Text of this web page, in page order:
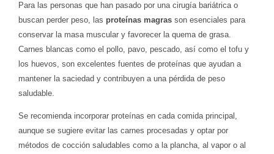
Para las personas que han pasado por una cirugía bariátrica o
buscan perder peso, las proteínas magras son esenciales para
conservar la masa muscular y favorecer la quema de grasa.
Carnes blancas como el pollo, pavo, pescado, así como el tofu y
los huevos, son excelentes fuentes de proteínas que ayudan a
mantener la saciedad y contribuyen a una pérdida de peso
saludable.
Se recomienda incorporar proteínas en cada comida principal,
aunque se sugiere evitar las carnes procesadas y optar por
métodos de cocción saludables como a la plancha, al vapor o al